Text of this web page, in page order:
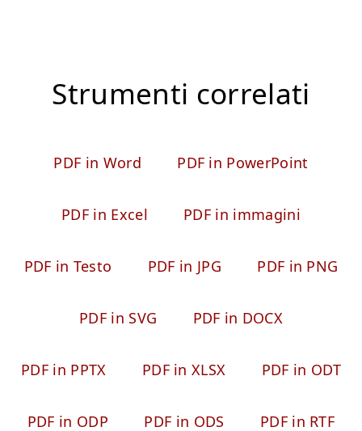
Strumenti correlati
PDF in Word PDF in PowerPoint
PDF in Excel PDF in immagini
PDF in Testo PDF in JPG PDF in PNG
PDF in SVG PDF in DOCX
PDF in PPTX PDF in XLSX PDF in ODT
PDF in ODP PDF in ODS PDF in RTF